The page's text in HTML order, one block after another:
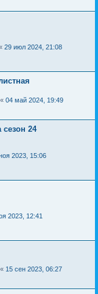
29 июл 2024, 21:08
« 04 май 2024, 19:49
сезон 24
2023, 15:06
2023, 12:41
« 15 сен 2023, 06:27